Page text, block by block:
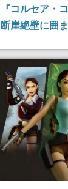
『コルセア・
断崖絶壁に囲
設、50種類
たり海賊らし